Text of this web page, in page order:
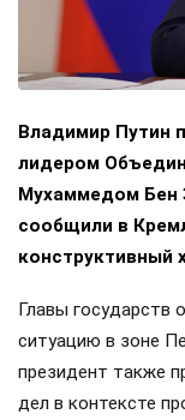
Владимир Путин
лидером
Мухаммедом Бен
сообщили в
конструктивный
Главы государств
ситуацию в зоне
президент также
дел в контексте